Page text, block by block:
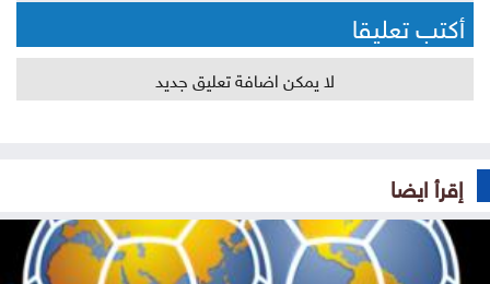
أكتب تعليقا
لا يمكن اضافة تعليق جديد
إقرأ ايضا